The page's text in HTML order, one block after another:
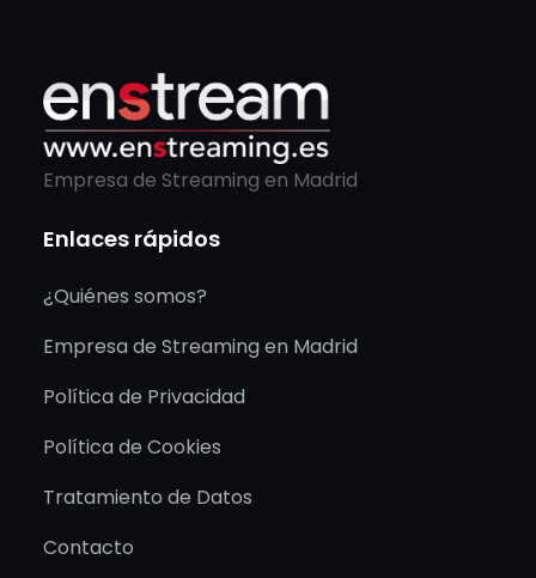
Empresa de Streaming en Madrid
Enlaces rápidos
¿Quiénes somos?
Empresa de Streaming en Madrid
Política de Privacidad
Política de Cookies
Tratamiento de Datos
Contacto